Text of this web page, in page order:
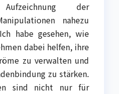
Aufzeichnung der
nahezu
habe gesehen, wie
dabei helfen, ihre
zu verwalten und
zu stärken.
sind nicht nur für